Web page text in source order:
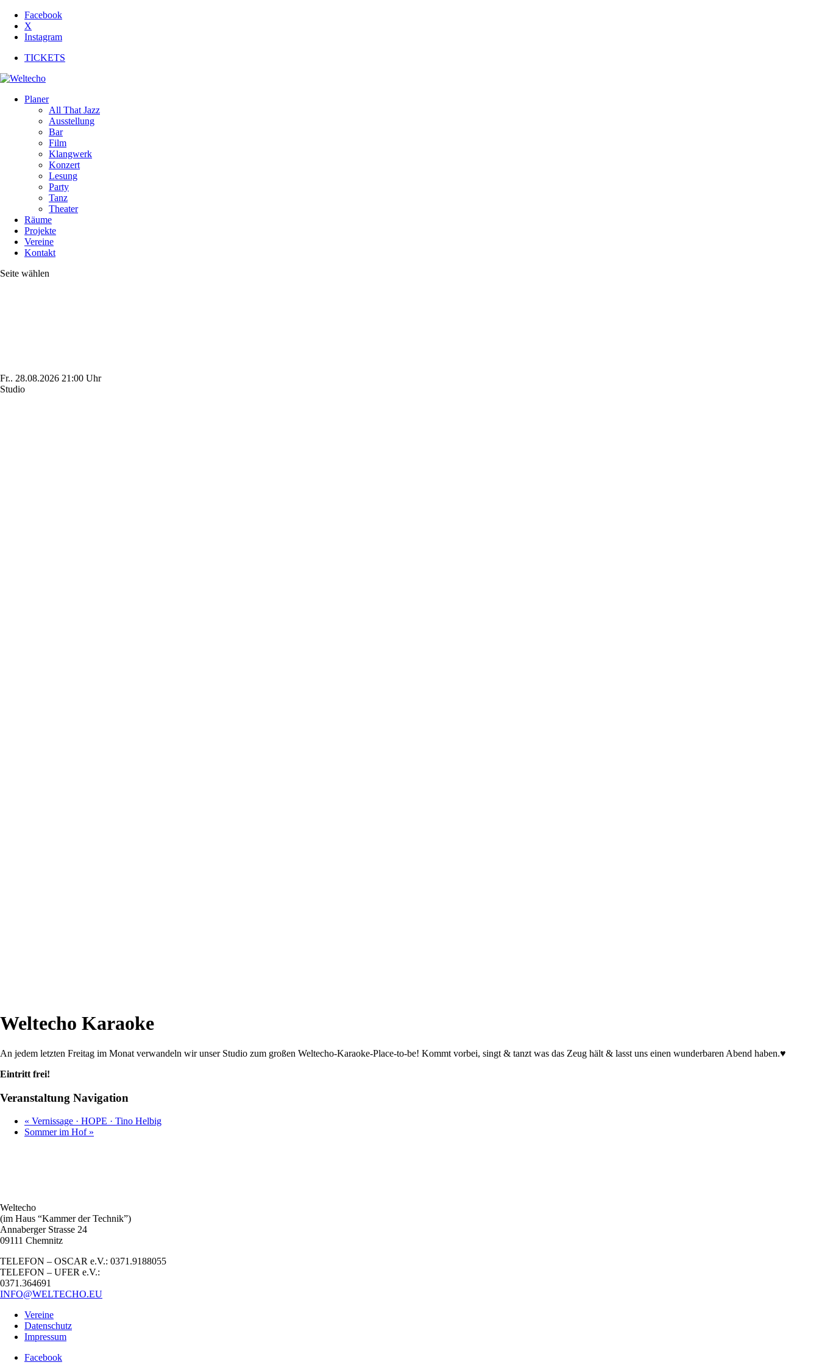
Facebook
X
Instagram
TICKETS
Planer
All That Jazz
Ausstellung
Bar
Film
Klangwerk
Konzert
Lesung
Party
Tanz
Theater
Räume
Projekte
Vereine
Kontakt
Seite wählen
Fr.. 28.08.2026 21:00 Uhr
Studio
Weltecho Karaoke
An jedem letzten Freitag im Monat verwandeln wir unser Studio zum großen Weltecho-Karaoke-Place-to-be! Kommt vorbei, singt & tanzt was das Zeug hält & lasst uns einen wunderbaren Abend haben.♥
Eintritt frei!
Veranstaltung Navigation
« Vernissage · HOPE · Tino Helbig
Sommer im Hof »
Weltecho
(im Haus “Kammer der Technik”)
Annaberger Strasse 24
09111 Chemnitz
TELEFON – OSCAR e.V.: 0371.9188055
TELEFON – UFER e.V.:
0371.364691
INFO@WELTECHO.EU
Vereine
Datenschutz
Impressum
Facebook